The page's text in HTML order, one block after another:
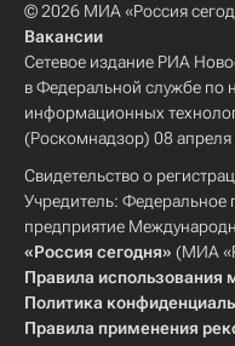
© 2026 МИА «Россия
Вакансии
Сетевое издание РИА
в Федеральной службе по
информационных
(Роскомнадзор) 08 апреля
Свидетельство о
Учредитель: Федеральное
предприятие
«Россия сегодня» (МИА
Правила использования
Политика
Правила применения